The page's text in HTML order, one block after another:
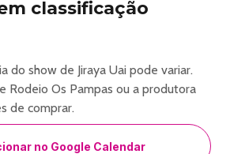
classificação
do show de Jiraya Uai pode variar.
Rodeio Os Pampas ou a produtora
de comprar.
no Google Calendar